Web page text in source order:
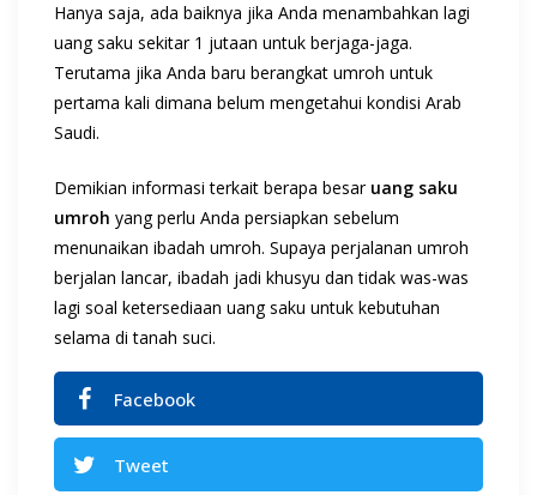
Hanya saja, ada baiknya jika Anda menambahkan lagi
uang saku sekitar 1 jutaan untuk berjaga-jaga.
Terutama jika Anda baru berangkat umroh untuk
pertama kali dimana belum mengetahui kondisi Arab
Saudi.
Demikian informasi terkait berapa besar uang saku
umroh yang perlu Anda persiapkan sebelum
menunaikan ibadah umroh. Supaya perjalanan umroh
berjalan lancar, ibadah jadi khusyu dan tidak was-was
lagi soal ketersediaan uang saku untuk kebutuhan
selama di tanah suci.
Facebook
Tweet